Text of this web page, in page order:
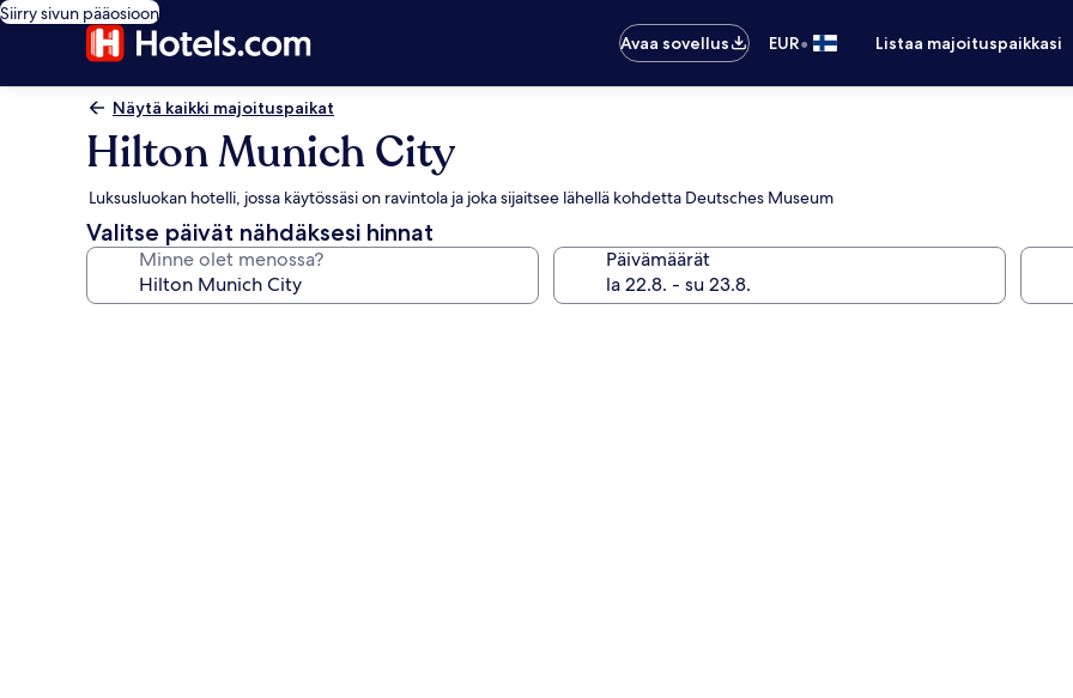
Siirry sivun pääosioon
Avaa sovellus
EUR• Listaa majoituspaikkasi
Näytä kaikki majoituspaikat
Hilton Munich City
Luksusluokan hotelli, jossa käytössäsi on ravintola ja joka sijaitsee lähellä kohdetta Deutsches Museum
Valitse päivät nähdäksesi hinnat
Minne olet menossa? Päivämäärät